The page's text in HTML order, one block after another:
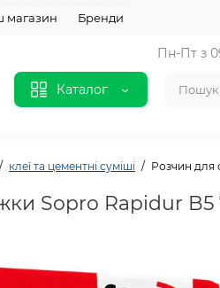
магазин Бренди
Каталог
Пн-Пт з
клеї та цементні суміші Розчин для
Sopro Rapidur B5